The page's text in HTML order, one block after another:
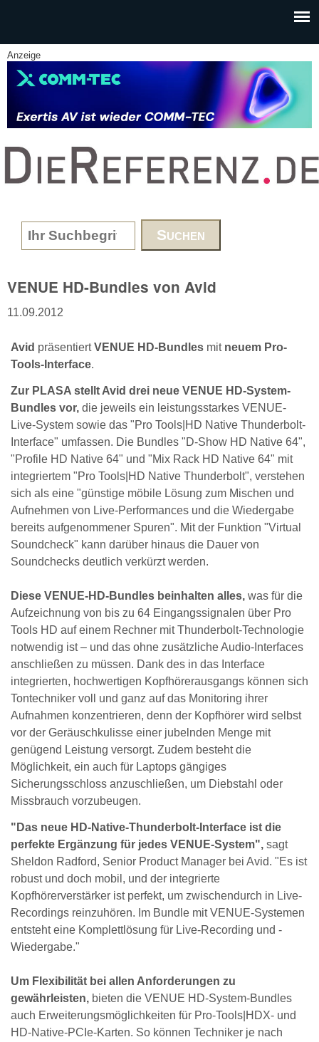
Anzeige
www.DieReferenz.de
Search form
VENUE HD-Bundles von Avid
11.09.2012
Avid präsentiertVENUE HD-Bundles mit neuem Pro-
Tools-Interface.
Zur PLASA stellt Avid drei neue VENUE HD-System-
Bundles vor, die jeweils ein leistungsstarkes VENUE-
Live-System sowie das "Pro Tools|HD Native Thunderbolt-
Interface" umfassen. Die Bundles "D-Show HD Native 64",
"Profile HD Native 64" und "Mix Rack HD Native 64" mit
integriertem "Pro Tools|HD Native Thunderbolt", verstehen
sich als eine "günstige möbile Lösung zum Mischen und
Aufnehmen von Live-Performances und die Wiedergabe
bereits aufgenommener Spuren". Mit der Funktion "Virtual
Soundcheck" kann darüber hinaus die Dauer von
Soundchecks deutlich verkürzt werden.
Diese VENUE-HD-Bundles beinhalten alles, was für die
Aufzeichnung von bis zu 64 Eingangssignalen über Pro
Tools HD auf einem Rechner mit Thunderbolt-Technologie
notwendig ist – und das ohne zusätzliche Audio-Interfaces
anschließen zu müssen. Dank des in das Interface
integrierten, hochwertigen Kopfhörerausgangs können sich
Tontechniker voll und ganz auf das Monitoring ihrer
Aufnahmen konzentrieren, denn der Kopfhörer wird selbst
vor der Geräuschkulisse einer jubelnden Menge mit
genügend Leistung versorgt. Zudem besteht die
Möglichkeit, ein auch für Laptops gängiges
Sicherungsschloss anzuschließen, um Diebstahl oder
Missbrauch vorzubeugen.
"Das neue HD-Native-Thunderbolt-Interface ist die
perfekte Ergänzung für jedes VENUE-System", sagt
Sheldon Radford, Senior Product Manager bei Avid. "Es ist
robust und doch mobil, und der integrierte
Kopfhörerverstärker ist perfekt, um zwischendurch in Live-
Recordings reinzuhören. Im Bundle mit VENUE-Systemen
entsteht eine Komplettlösung für Live-Recording und -
Wiedergabe."
Um Flexibilität bei allen Anforderungen zu
gewährleisten, bieten die VENUE HD-System-Bundles
auch Erweiterungsmöglichkeiten für Pro-Tools|HDX- und
HD-Native-PCIe-Karten. So können Techniker je nach